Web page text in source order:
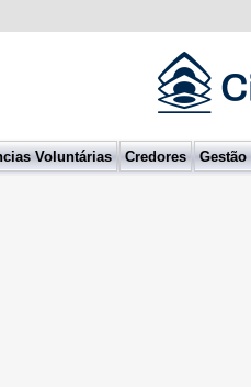
Voluntárias Credores Gestão